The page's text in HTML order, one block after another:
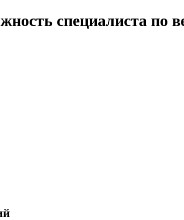
специалиста по